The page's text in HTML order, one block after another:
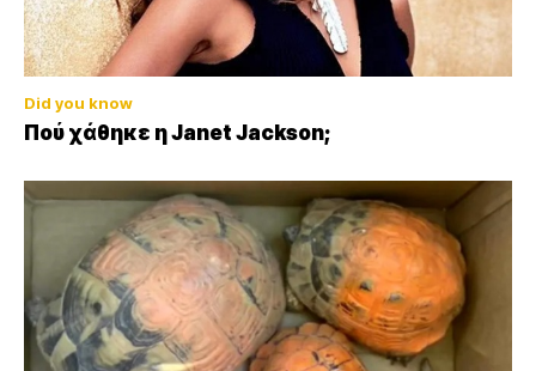
Did you know
Πού χάθηκε η Janet Jackson;